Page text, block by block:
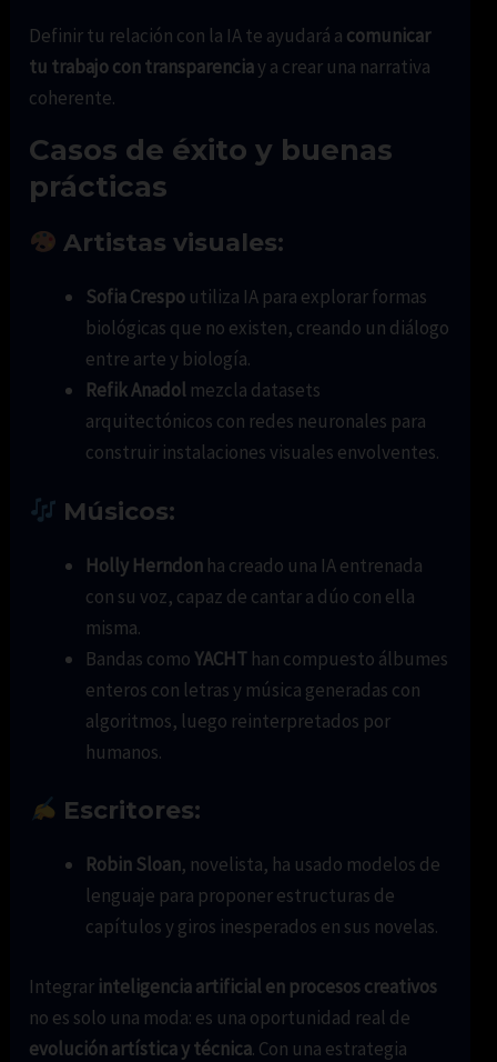
Definir tu relación con la IA te ayudará a comunicar
tu trabajo con transparenciay a crear una narrativa
coherente.
Casos de éxito y buenas
prácticas
Artistas visuales:
Sofia Crespo utiliza IA para explorar formas
biológicas que no existen, creando un diálogo
entre arte y biología.
Refik Anadol mezcla datasets
arquitectónicos con redes neuronales para
construir instalaciones visuales envolventes.
Músicos:
Holly Herndon ha creado una IA entrenada
con su voz, capaz de cantar a dúo con ella
misma.
Bandas como YACHT han compuesto álbumes
enteros con letras y música generadas con
algoritmos, luego reinterpretados por
humanos.
Escritores:
Robin Sloan, novelista, ha usado modelos de
lenguaje para proponer estructuras de
capítulos y giros inesperados en sus novelas.
Integrar inteligencia artificial en procesos creativos
no es solo una moda: es una oportunidad real de
evolución artística y técnica. Con una estrategia